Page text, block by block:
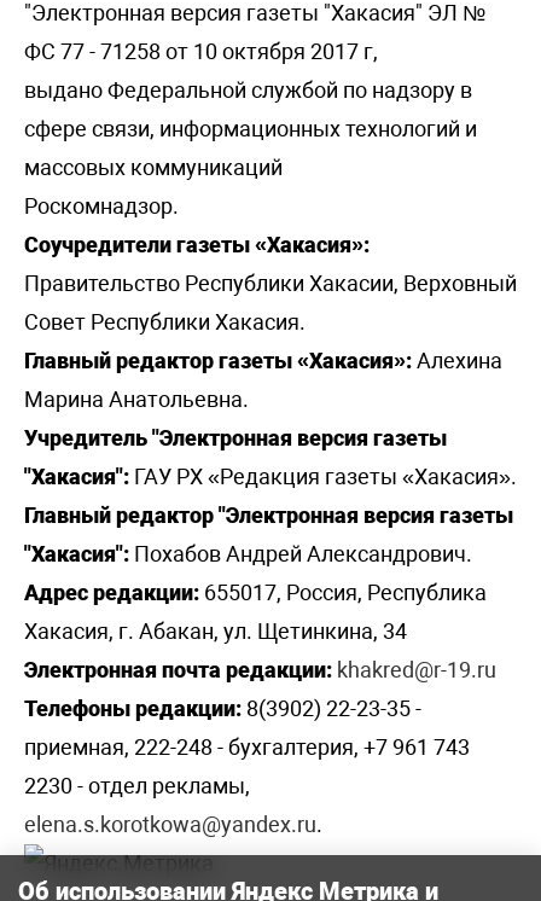
"Электронная версия газеты "Хакасия" ЭЛ №
ФС 77 - 71258 от 10 октября 2017 г,
выдано Федеральной службой по надзору в
сфере связи, информационных технологий и
массовых коммуникаций
Роскомнадзор.
Соучредители газеты «Хакасия»:
Правительство Республики Хакасии, Верховный
Совет Республики Хакасия.
Главный редактор газеты «Хакасия»:Алехина
Марина Анатольевна.
Учредитель "Электронная версия газеты
"Хакасия": ГАУ РХ «Редакция газеты «Хакасия».
Главный редактор "Электронная версия газеты
"Хакасия": Похабов Андрей Александрович.
Адрес редакции: 655017, Россия, Республика
Хакасия, г. Абакан, ул. Щетинкина, 34
Электронная почта редакции: khakred@r-19.ru
Телефоны редакции: 8(3902) 22-23-35 -
приемная, 222-248 - бухгалтерия, +7 961 743
2230 - отдел рекламы,
elena.s.korotkowa@yandex.ru.
Об использовании Яндекс Метрика и